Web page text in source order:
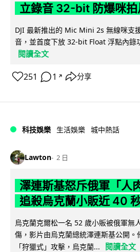
立錄音 32-bit 防爆咪拍
DJI 最新推出的 Mic Mini 2s 無線咪支
音，並首度下放 32-bit Float 浮點內錄
閱讀全文
251 1 ↗ 分享
科技娛樂 生活娛樂 城中熱話
Lawton 2 日
澤連斯基怒斥俄軍「人
追殺烏克蘭小販近 40
烏克蘭克爾松一名 52 歲小販被俄軍無
傷，影片由烏克蘭總統澤連斯基公開
「狩獵式」攻擊，烏克蘭...
閱讀全文